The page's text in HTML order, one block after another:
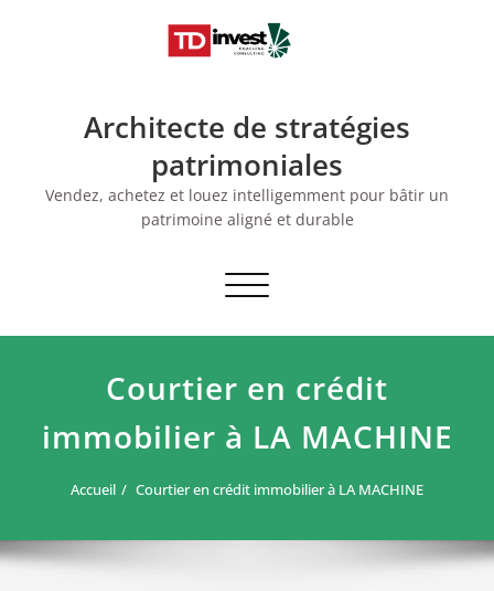
Architecte de stratégies
patrimoniales
Vendez, achetez et louez intelligemment pour bâtir un
patrimoine aligné et durable
Afficher/masquer
navigation
Courtier en crédit
immobilier à LA MACHINE
Accueil Courtier en crédit immobilier à LA MACHINE